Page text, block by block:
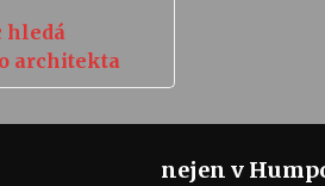
hledá
architekta
nejen v